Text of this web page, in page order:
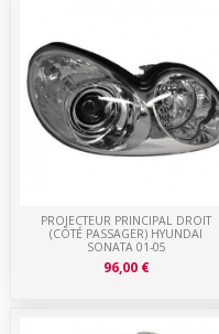
PROJECTEUR PRINCIPAL DROIT
(CÔTÉ PASSAGER) HYUNDAI
SONATA 01-05
96,00 €